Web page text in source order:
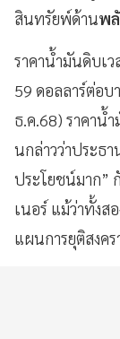
สินทรัยพ์ด้านพ
ราคาน้ำมันดิบเ
59 ดอลลาร์ต่อบ
ธ.ค.68) ราคาน้
นกล่าวว่าประธ
ประโยชน์มาก”
เนอร์ แม้ว่าทั้งส
แผนการยุติสงค